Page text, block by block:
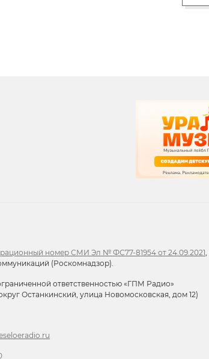
номер СМИ Эл № ФС77-81954 от 24.09.2021
(Роскомнадзор).
ответственностью «ГПМ Радио»
Останкинский, улица Новомосковская, дом 12)